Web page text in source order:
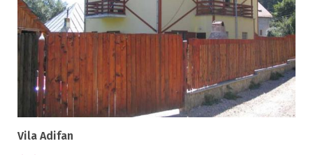
3 stele / margarete
4 stele / margarete
5 stele / margarete
Selecteaza pretul
Vila Adifan